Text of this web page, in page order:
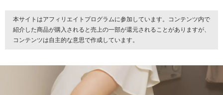
本サイトはアフィリエイトプログラムに参加しています。コンテンツ内で
紹介した商品が購入されると売上の一部が還元されることがありますが、
コンテンツは自主的な意思で作成しています。